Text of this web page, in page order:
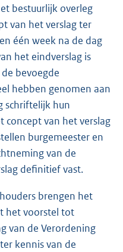
bestuurlijk overleg
van het verslag ter
één week na de dag
het eindverslag is
bevoegde
hebben genomen aan
schriftelijk hun
concept van het verslag
burgemeester en
van de
definitief vast.
brengen het
het voorstel tot
van de Verordening
kennis van de